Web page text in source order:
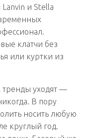
Lanvin и Stella
клатчи без
или куртки из
тренды уходят —
В пору
носить любую
круглый год.